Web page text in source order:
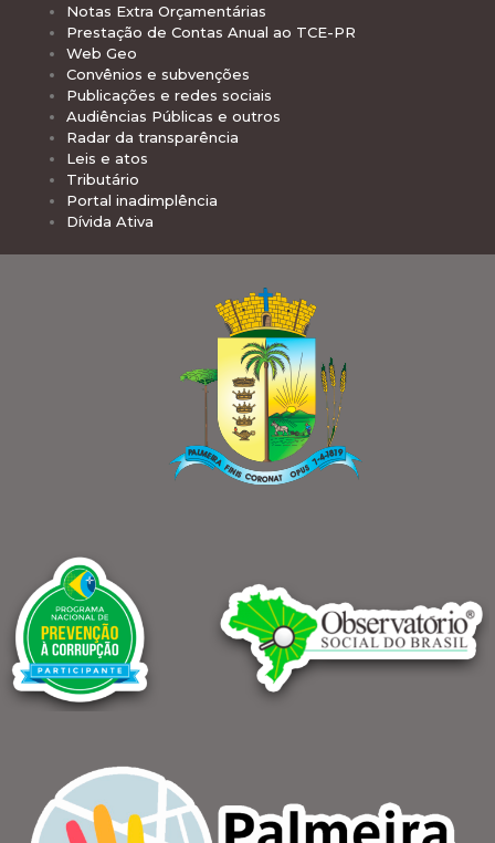
Notas Extra Orçamentárias
Prestação de Contas Anual ao TCE-PR
Web Geo
Convênios e subvenções
Publicações e redes sociais
Audiências Públicas e outros
Radar da transparência
Leis e atos
Tributário
Portal inadimplência
Dívida Ativa